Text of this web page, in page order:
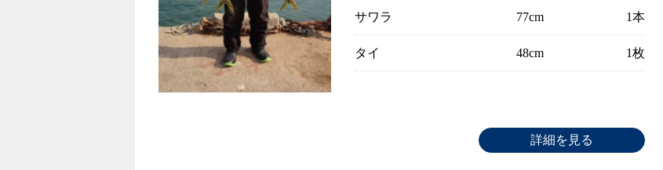
サワラ 77cm 1本
タイ 48cm 1枚
詳細を見る